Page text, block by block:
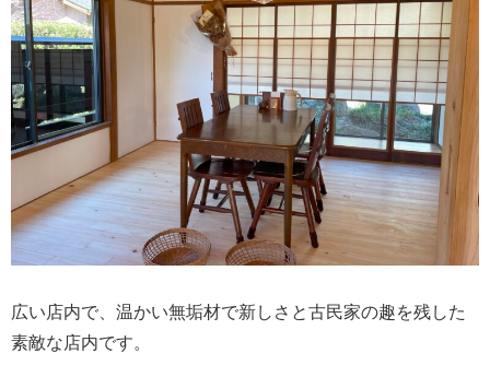
広い店内で、温かい無垢材で新しさと古民家の趣を残した
素敵な店内です。